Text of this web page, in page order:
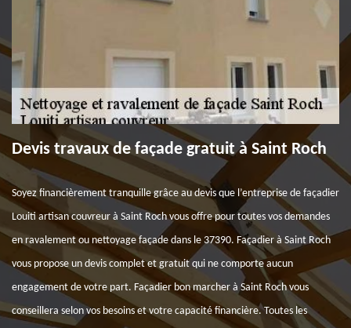
Devis travaux de façade gratuit à Saint Roch
Soyez financièrement tranquille grâce au devis que l’entreprise de façadier
Louiti artisan couvreur à Saint Roch vous offre pour toutes vos demandes
en ravalement ou nettoyage façade dans le 37390. Façadier à Saint Roch
vous propose un devis complet et gratuit qui ne comporte aucun
engagement de votre part. Façadier bon marcher à Saint Roch vous
conseillera selon vos besoins et votre capacité financière. Toutes les